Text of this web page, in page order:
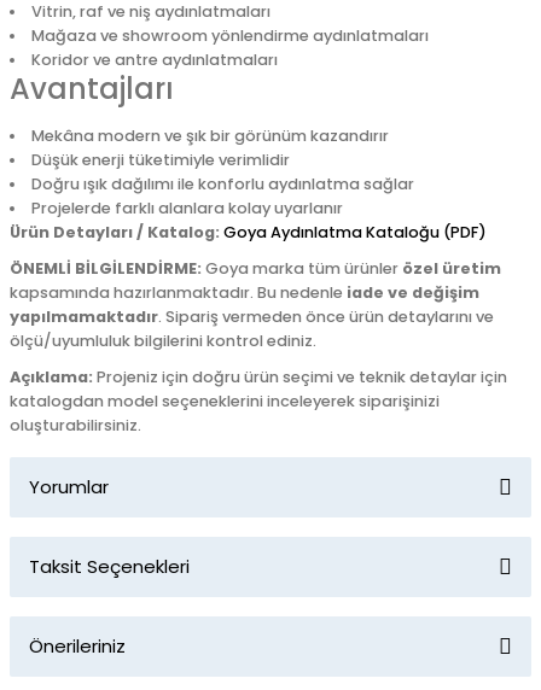
Vitrin, raf ve niş aydınlatmaları
Mağaza ve showroom yönlendirme aydınlatmaları
Koridor ve antre aydınlatmaları
Avantajları
Mekâna modern ve şık bir görünüm kazandırır
Düşük enerji tüketimiyle verimlidir
Doğru ışık dağılımı ile konforlu aydınlatma sağlar
Projelerde farklı alanlara kolay uyarlanır
Ürün Detayları / Katalog: Goya Aydınlatma Kataloğu (PDF)
ÖNEMLİ BİLGİLENDİRME: Goya marka tüm ürünler özel üretim
kapsamında hazırlanmaktadır. Bu nedenle iade ve değişim
yapılmamaktadır. Sipariş vermeden önce ürün detaylarını ve
ölçü/uyumluluk bilgilerini kontrol ediniz.
Açıklama: Projeniz için doğru ürün seçimi ve teknik detaylar için
katalogdan model seçeneklerini inceleyerek siparişinizi
oluşturabilirsiniz.
Yorumlar
Taksit Seçenekleri
Önerileriniz